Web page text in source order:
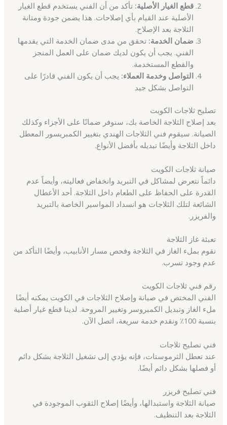
قطع الغيار الأصلية: تأكد من أن الفني يستخدم قطع الغيار
الأصلية عند القيام بأي إصلاحات. هذا يضمن جودة ومتانة
الثلاجة بعد الإصلاح.
ضمان الخدمة: تحقق من مدى ضمان الخدمة التي يقدمها
الفني. يجب أن يكون لديك ضمان على العمل المنجز
والقطع المستخدمة.
التواصل وخدمة العملاء: يجب أن يكون الفني قادرًا على
التواصل بشكل جيد
تصليح ثلاجات الكويت
بعد إصلاح الثلاجة الخاصة بك، سنوفر ضمانًا على الأجزاء وكذلك
الصيانة. سيقوم فني الثلاجات الهندي بتغيير الكمبريسور المعطل
داخل الثلاجة وأيضًا تبديله بأفضل الأنواع.
صيانة ثلاجات الكويت
دائماً نتعرض لمشاكل في التبريد وانخفاض فعاليته، وأيضاً عدم
القدرة على الحفاظ على الطعام داخل الثلاجة. أحد الأعطال
الشائعة لتلك الثلاجات هو انسداد المواسير الخاصة بالتبريد
والفريزر.
تعبئة غاز الثلاجة
نقوم بملء الغاز في الثلاجة وفحص مسار الأنابيب، وأيضًا التأكد من
عدم وجود تسرب.
رقم فني ثلاجات الكويت
الفني المختص في صيانة وإصلاح الثلاجات في الكويت يمكنه أيضًا
ملء الغاز وتبديل الكمبروسر وتغيير المروحة. لدينا قطع غيار أصلية
بنسبة 100٪ ونقدم خدمة سريعة، اتصل الآن.
فني تصليح ثلاجات
عند تعطل الثرموستات، فإنه يؤدي إلى تشغيل الثلاجة بشكل دائم
أو فصلها بشكل دائم أيضًا.
فني تصليح فريزر
صيانة الثلاجة واستبدالها، وأيضًا إصلاح الثقوب الموجودة في
الثلاجة بعد التنظيف.